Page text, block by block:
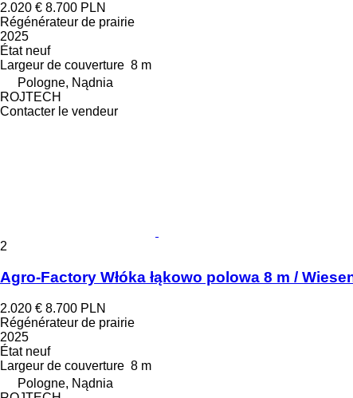
2.020 € 8.700 PLN
Régénérateur de prairie
2025
Étatneuf
Largeur de couverture 8 m
Pologne, Nądnia
ROJTECH
Contacter le vendeur
2
Agro-Factory Włóka łąkowo polowa 8 m /
2.020 € 8.700 PLN
Régénérateur de prairie
2025
Étatneuf
Largeur de couverture 8 m
Pologne, Nądnia